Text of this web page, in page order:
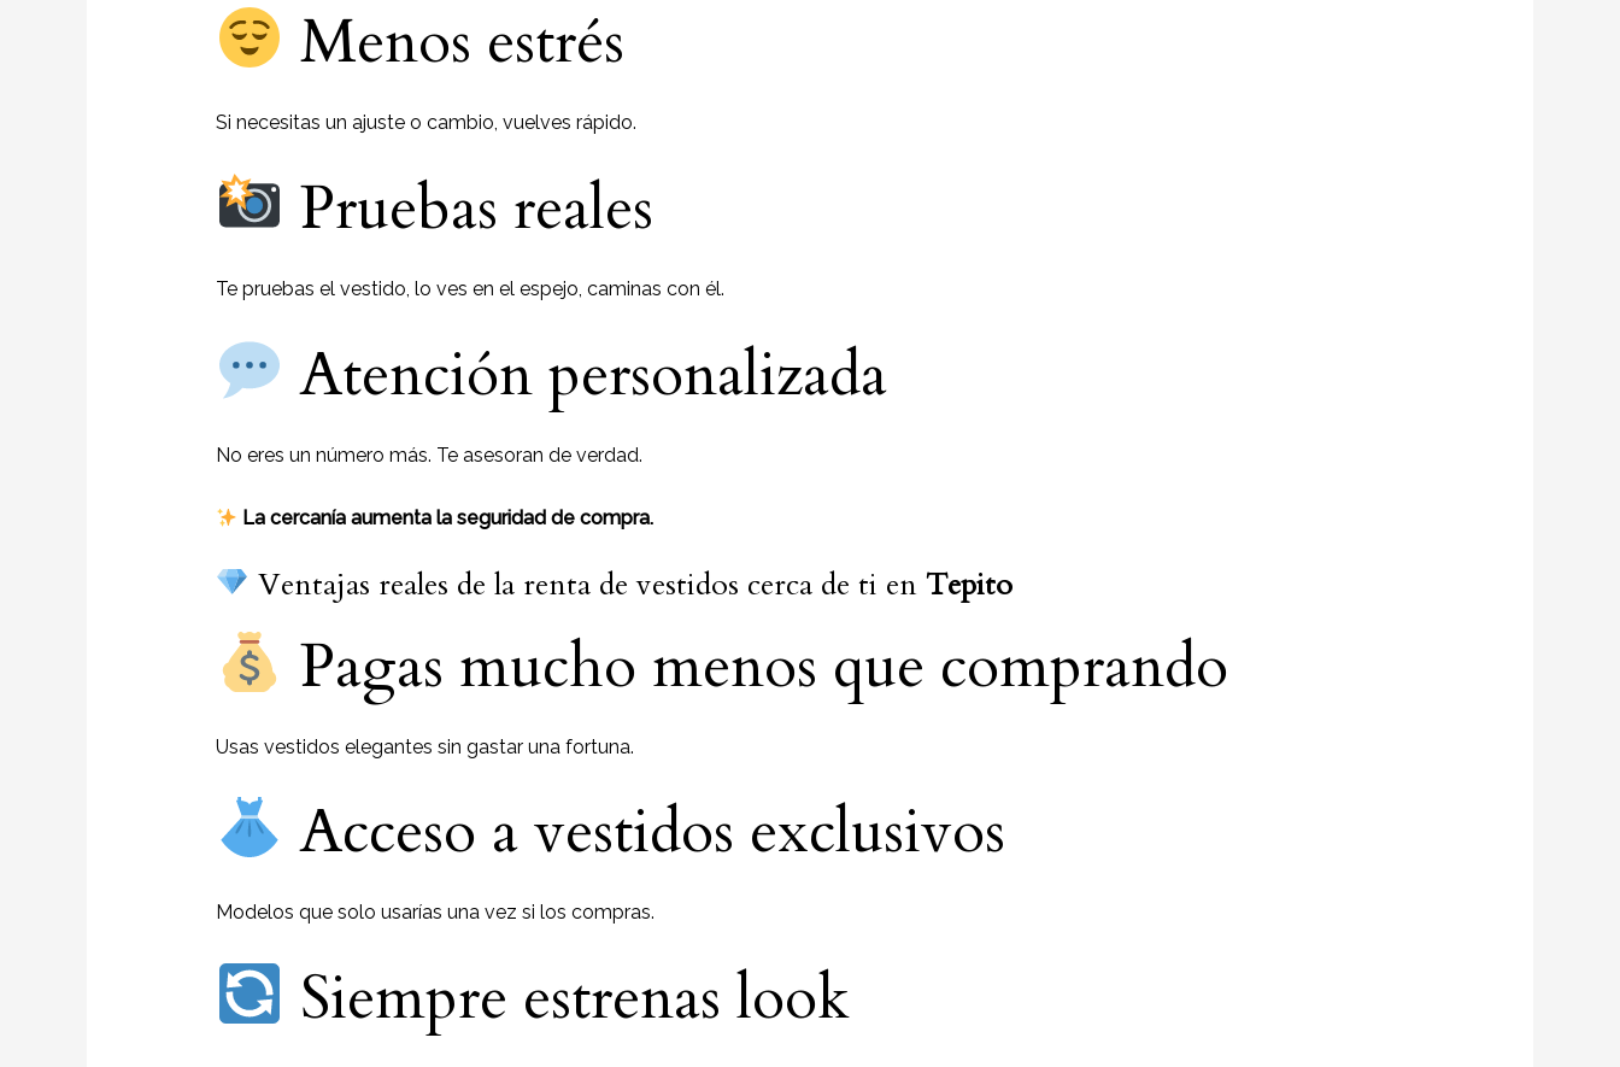
Menos estrés
Si necesitas un ajuste o cambio, vuelves rápido.
Pruebas reales
Te pruebas el vestido, lo ves en el espejo, caminas con él.
Atención personalizada
No eres un número más. Te asesoran de verdad.
La cercanía aumenta la seguridad de compra.
Ventajas reales de la renta de vestidos cerca de ti enTepito
Pagas mucho menos que comprando
Usas vestidos elegantes sin gastar una fortuna.
Acceso a vestidos exclusivos
Modelos que solo usarías una vez si los compras.
Siempre estrenas look